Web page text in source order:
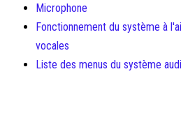
Microphone
Fonctionnement du système à
vocales
Liste des menus du système